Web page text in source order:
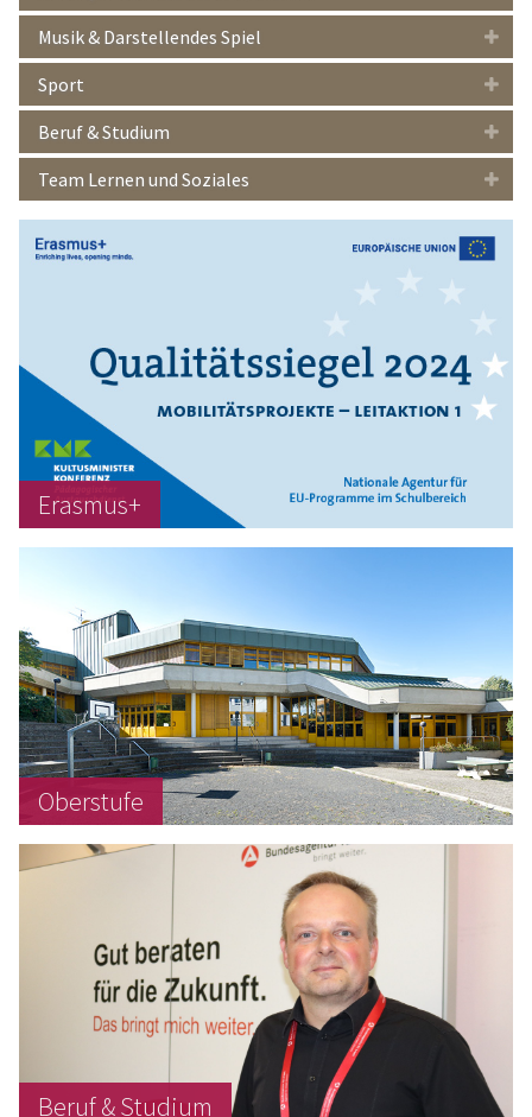
Musik & Darstellendes Spiel
Sport
Beruf & Studium
Team Lernen und Soziales
Erasmus+
Oberstufe
Beruf & Studium